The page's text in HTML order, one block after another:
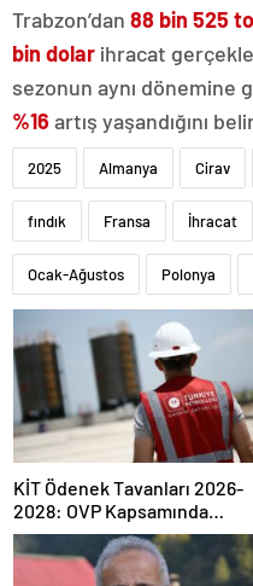
Trabzon’dan 88 bin 525
bin dolar ihracat
sezonun aynı dönemine
%16 artış yaşandığını
2025 Almanya Cirav
fındık Fransa İhracat
Ocak-Ağustos Polonya
KİT Ödenek Tavanları 2026-
2028: OVP Kapsamında
Dağılım ve Kilit Ücretler